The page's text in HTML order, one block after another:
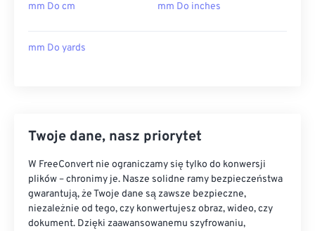
mm Do cm mm Do inches
mm Do yards
Twoje dane, nasz priorytet
W FreeConvert nie ograniczamy się tylko do konwersji
plików – chronimy je. Nasze solidne ramy bezpieczeństwa
gwarantują, że Twoje dane są zawsze bezpieczne,
niezależnie od tego, czy konwertujesz obraz, wideo, czy
dokument. Dzięki zaawansowanemu szyfrowaniu,